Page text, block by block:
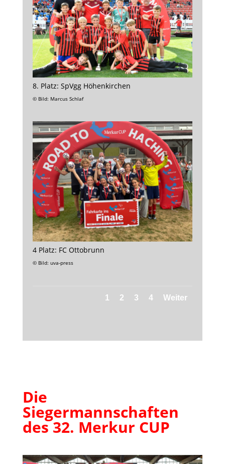
8. Platz: SpVgg Höhenkirchen
© Bild: Marcus Schlaf
4 Platz: FC Ottobrunn
© Bild: uva-press
1 2 3 4 Weiter
Die
Siegermannschaften
des 32. Merkur CUP